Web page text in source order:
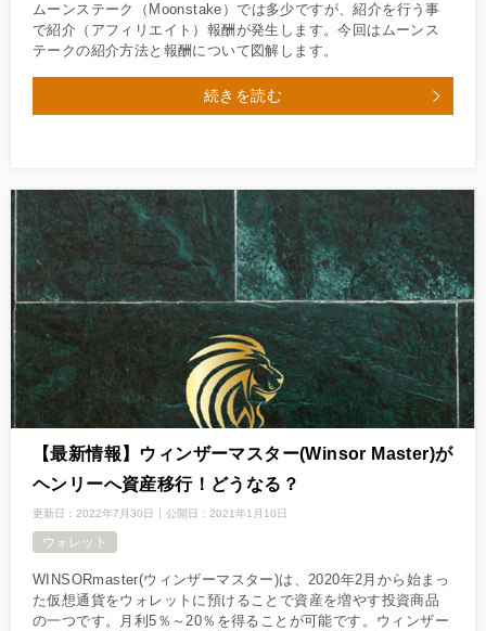
ムーンステーク（Moonstake）では多少ですが、紹介を行う事
で紹介（アフィリエイト）報酬が発生します。今回はムーンス
テークの紹介方法と報酬について図解します。
続きを読む
【最新情報】ウィンザーマスター(Winsor Master)が
ヘンリーへ資産移行！どうなる？
更新日： 2022年7月30日 公開日： 2021年1月10日
ウォレット
WINSORmaster(ウィンザーマスター)は、2020年2月から始まっ
た仮想通貨をウォレットに預けることで資産を増やす投資商品
の一つです。月利5％～20％を得ることが可能です。ウィンザー